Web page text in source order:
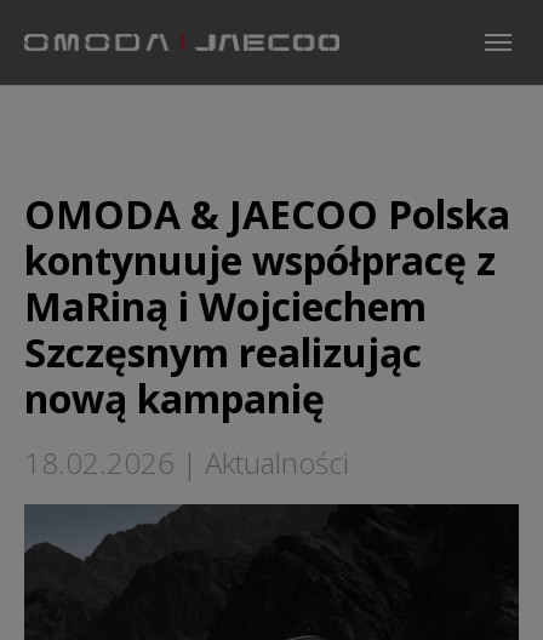
OMODA & JAECOO Polska
kontynuuje współpracę z
MaRiną i Wojciechem
Szczęsnym realizując
nową kampanię
18.02.2026 | Aktualności